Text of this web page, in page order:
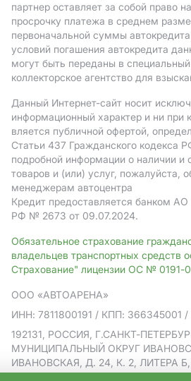
партнер оставляет за собой право
просрочку платежа в среднем
первоначальной суммы
условий погашения автокредита
могут быть переданы в
коллекторское агентство для
Данный Интернет-сайт носит
информационный характер и ни при
вляется публичной офертой,
Статьи 437 Гражданского кодекса
подробной информации о наличии и
товаров и (или) услуг, пожалуйста,
менеджерам автоцентра
Кредит предоставляется банком АO
РФ № 2673 от 09.07.2024.
Обязательное страхование
владельцев транспортных средств
Страхование" лицензии ОС № 0191-
ООО «АВТОАРЕНА»
ИНН: 7811800191 / КПП: 366345001 /
192131, РОССИЯ, Г.САНКТ-
МУНИЦИПАЛЬНЫЙ ОКРУГ
ИВАНОВСКАЯ, Д. 24, К. 2, ЛИТЕРА